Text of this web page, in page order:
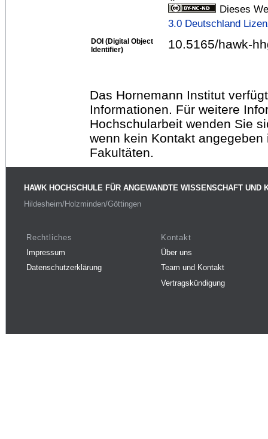
Dieses
3.0 Deutschland
DOI (Digital Object
Identifier)
10.5165/hawk-
Das Hornemann Institut
Informationen. Für weitere
Hochschularbeit wenden Sie
wenn kein Kontakt
Fakultäten.
HAWK HOCHSCHULE FÜR ANGEWANDTE WISSENSCHAFT UND
Hildesheim/Holzminden/Göttingen
Rechtliches
Impressum
Datenschutzerklärung
Kontakt
Über uns
Team und Kontakt
Vertragskündigung